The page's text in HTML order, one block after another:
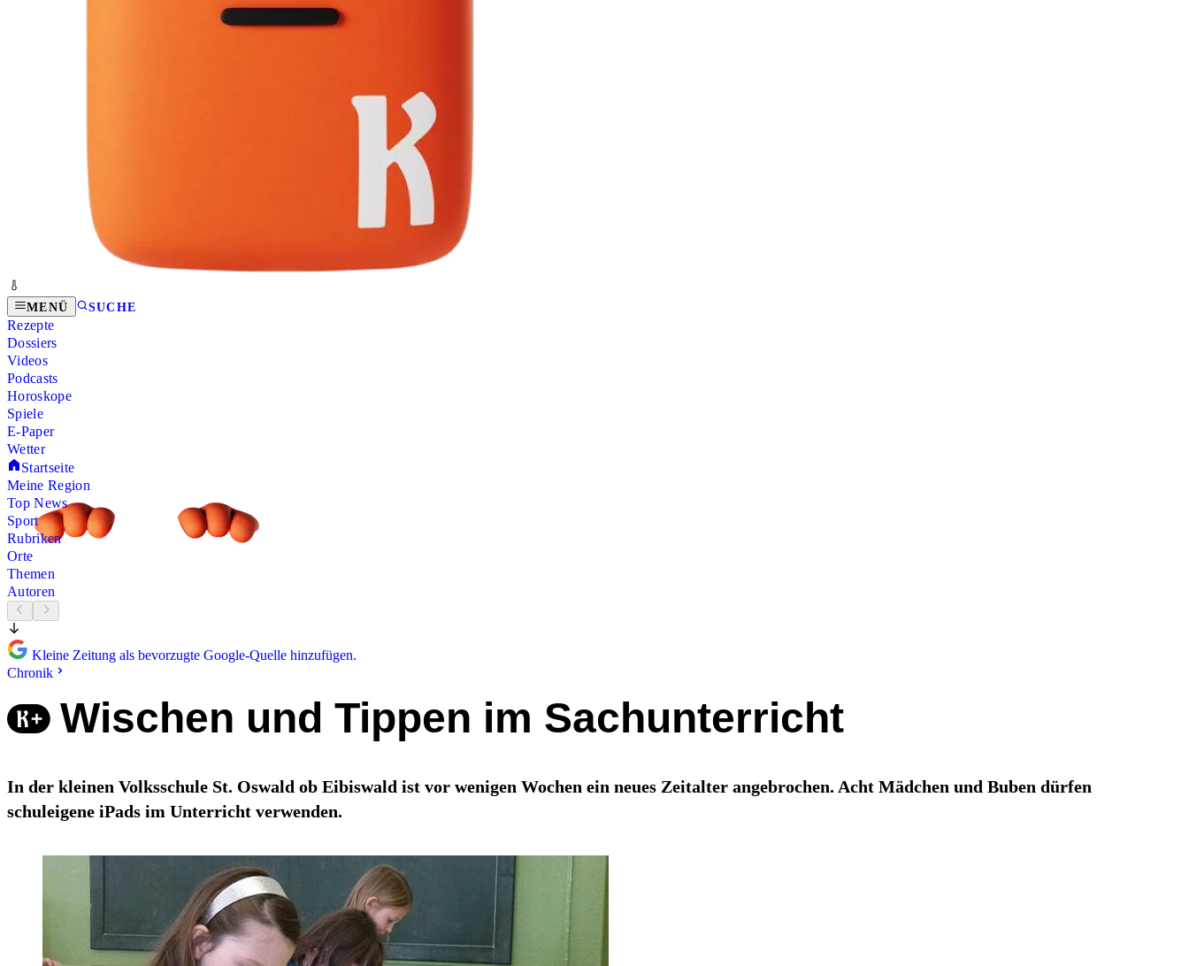
MENÜ SUCHE
Rezepte
Dossiers
Videos
Podcasts
Horoskope
Spiele
E-Paper
Wetter
Startseite
Meine Region
Top News
Sport
Rubriken
Orte
Themen
Autoren
Kleine Zeitung als bevorzugte Google-Quelle hinzufügen.
Chronik
Wischen und Tippen im Sachunterricht
In der kleinen Volksschule St. Oswald ob Eibiswald ist vor wenigen Wochen ein neues Zeitalter angebrochen. Acht Mädchen und Buben dürfen
schuleigene iPads im Unterricht verwenden.